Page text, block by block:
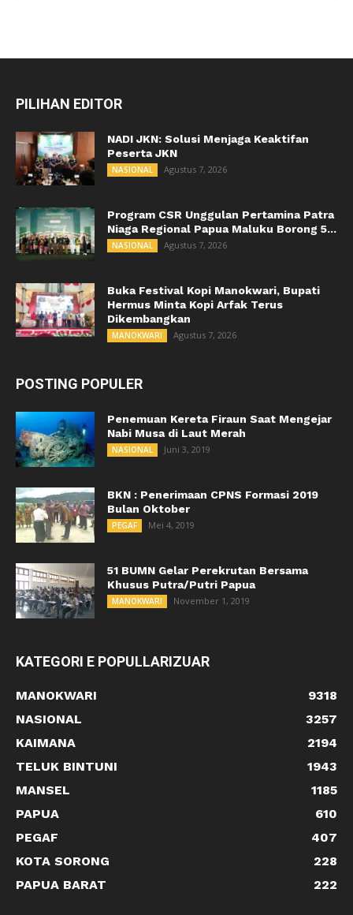
PILIHAN EDITOR
NADI JKN: Solusi Menjaga Keaktifan
Peserta JKN
NASIONAL Agustus 7, 2026
Program CSR Unggulan Pertamina Patra
Niaga Regional Papua Maluku Borong 5...
NASIONAL Agustus 7, 2026
Buka Festival Kopi Manokwari, Bupati
Hermus Minta Kopi Arfak Terus
Dikembangkan
MANOKWARI Agustus 7, 2026
POSTING POPULER
Penemuan Kereta Firaun Saat Mengejar
Nabi Musa di Laut Merah
NASIONAL Juni 3, 2019
BKN : Penerimaan CPNS Formasi 2019
Bulan Oktober
PEGAF Mei 4, 2019
51 BUMN Gelar Perekrutan Bersama
Khusus Putra/Putri Papua
MANOKWARI November 1, 2019
KATEGORI E POPULLARIZUAR
MANOKWARI
9318
NASIONAL
3257
KAIMANA
2194
TELUK BINTUNI
1943
MANSEL
1185
PAPUA
610
PEGAF
407
KOTA SORONG
228
PAPUA BARAT
222